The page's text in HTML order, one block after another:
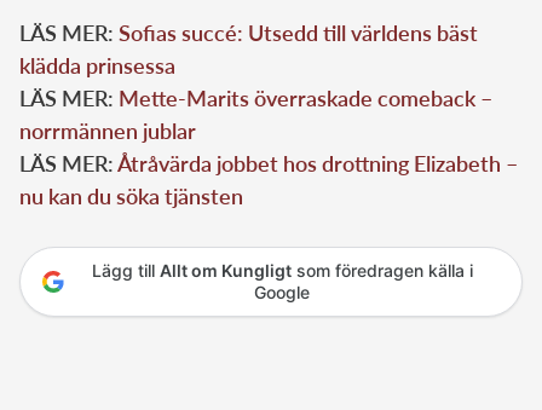
LÄS MER: Sofias succé: Utsedd till världens bäst
klädda prinsessa
LÄS MER: Mette-Marits överraskade comeback –
norrmännen jublar
LÄS MER:Åtråvärda jobbet hos drottning Elizabeth –
nu kan du söka tjänsten
Lägg till Allt om Kungligtsom föredragen källa i
Google